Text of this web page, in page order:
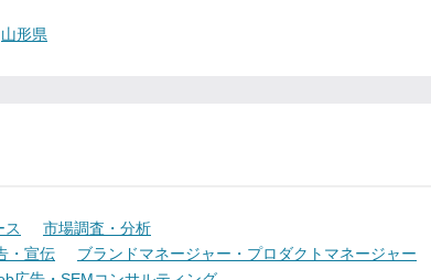
山形県
ス
市場調査・分析
・宣伝
ブランドマネージャー・プロダクトマネージャー